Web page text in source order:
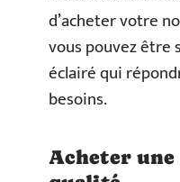
d’acheter votre
vous pouvez être
éclairé qui
besoins.
Acheter